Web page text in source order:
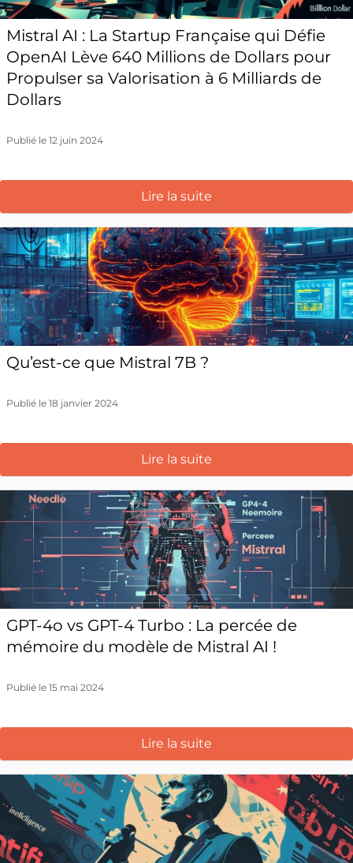
Mistral AI : La Startup Française qui Défie
OpenAI Lève 640 Millions de Dollars pour
Propulser sa Valorisation à 6 Milliards de
Dollars
Publié le 12 juin 2024
Lire la suite
Qu’est-ce que Mistral 7B ?
Publié le 18 janvier 2024
Lire la suite
GPT-4o vs GPT-4 Turbo : La percée de
mémoire du modèle de Mistral AI !
Publié le 15 mai 2024
Lire la suite